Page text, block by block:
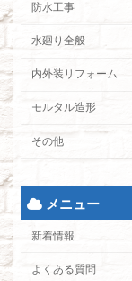
防水工事
水廻り全般
内外装リフォーム
モルタル造形
その他
メニュー
新着情報
よくある質問